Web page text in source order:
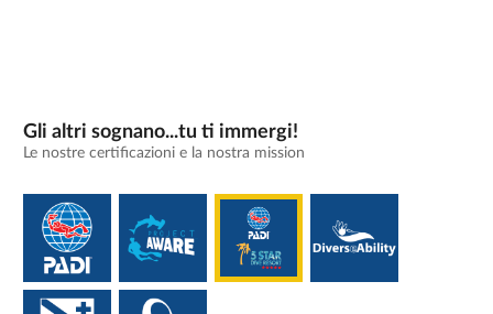
Gli altri sognano...tu ti immergi!
Le nostre certificazioni e la nostra mission